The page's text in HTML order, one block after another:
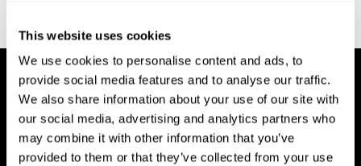
This website uses cookies
We use cookies to personalise content and ads, to
provide social media features and to analyse our traffic.
We also share information about your use of our site with
our social media, advertising and analytics partners who
may combine it with other information that you’ve
provided to them or that they’ve collected from your use
and Psychophysics. 16: 143–149. doi:10.3758/bf03203267.